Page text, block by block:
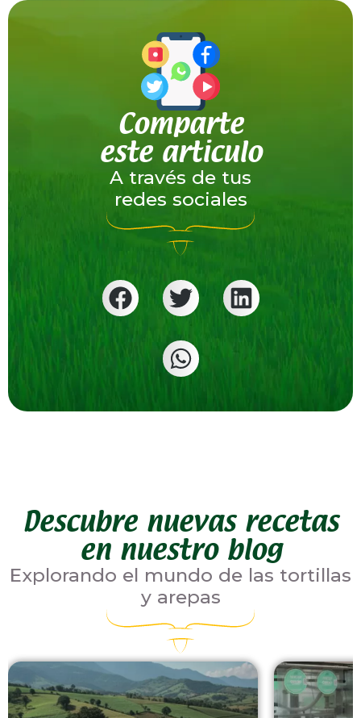
Comparte
este articulo
A través de tus
redes sociales
Descubre nuevas recetas
en nuestro blog
Explorando el mundo de las tortillas
y arepas
Todos los artículos Todos los